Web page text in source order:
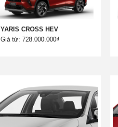
YARIS CROSS HEV
Giá từ: 728.000.000₫